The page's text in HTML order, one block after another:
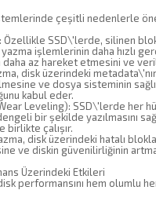
çeşitli nedenlerle
SSD\'lerde, silinen
işlemlerinin daha hızlı
daha az hareket etmesini ve
disk üzerindeki
ve dosya sisteminin
kabul eder.
Leveling): SSD\'lerde her
bir şekilde yazılmasını
birlikte çalışır.
disk üzerindeki hatalı
ve diskin güvenilirliğinin
Üzerindeki Etkileri
performansını hem olumlu